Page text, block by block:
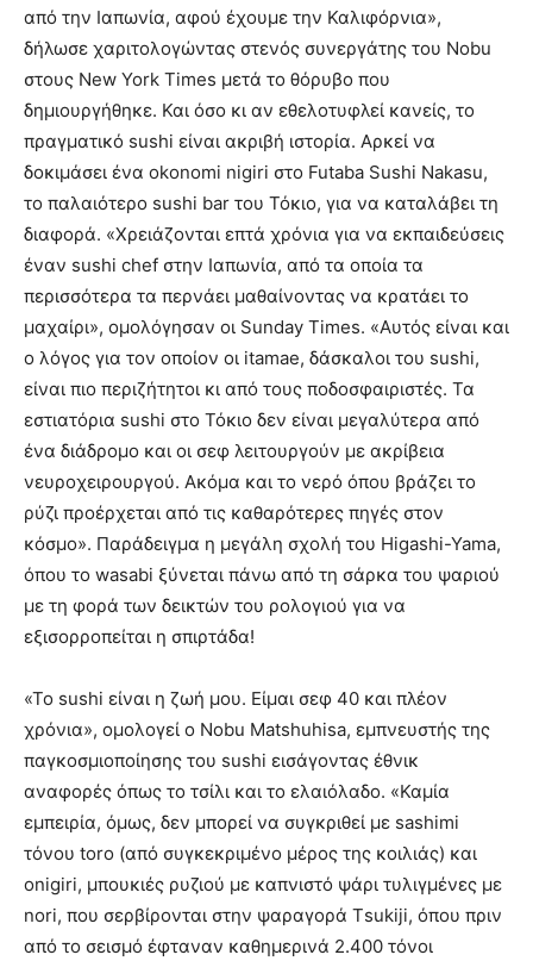
από την Ιαπωνία, αφού έχουμε την Καλιφόρνια»,
δήλωσε χαριτολογώντας στενός συνεργάτης του Nobu
στους New York Times μετά το θόρυβο που
δημιουργήθηκε. Και όσο κι αν εθελοτυφλεί κανείς, το
πραγματικό sushi είναι ακριβή ιστορία. Αρκεί να
δοκιμάσει ένα okonomi nigiri στο Futaba Sushi Nakasu,
το παλαιότερο sushi bar του Τόκιο, για να καταλάβει τη
διαφορά. «Χρειάζονται επτά χρόνια για να εκπαιδεύσεις
έναν sushi chef στην Ιαπωνία, από τα οποία τα
περισσότερα τα περνάει μαθαίνοντας να κρατάει το
μαχαίρι», ομολόγησαν οι Sunday Times. «Αυτός είναι και
ο λόγος για τον οποίον οι itamae, δάσκαλοι του sushi,
είναι πιο περιζήτητοι κι από τους ποδοσφαιριστές. Τα
εστιατόρια sushi στο Τόκιο δεν είναι μεγαλύτερα από
ένα διάδρομο και οι σεφ λειτουργούν με ακρίβεια
νευροχειρουργού. Ακόμα και το νερό όπου βράζει το
ρύζι προέρχεται από τις καθαρότερες πηγές στον
κόσμο». Παράδειγμα η μεγάλη σχολή του Higashi-Yama,
όπου το wasabi ξύνεται πάνω από τη σάρκα του ψαριού
με τη φορά των δεικτών του ρολογιού για να
εξισορροπείται η σπιρτάδα!
«Το sushi είναι η ζωή μου. Είμαι σεφ 40 και πλέον
χρόνια», ομολογεί ο Nobu Matshuhisa, εμπνευστής της
παγκοσμιοποίησης του sushi εισάγοντας έθνικ
αναφορές όπως το τσίλι και το ελαιόλαδo. «Καμία
εμπειρία, όμως, δεν μπορεί να συγκριθεί με sashimi
τόνου toro (από συγκεκριμένο μέρος της κοιλιάς) και
οnigiri, μπουκιές ρυζιού με καπνιστό ψάρι τυλιγμένες με
nori, που σερβίρονται στην ψαραγορά Τsukiji, όπου πριν
από το σεισμό έφταναν καθημερινά 2.400 τόνοι